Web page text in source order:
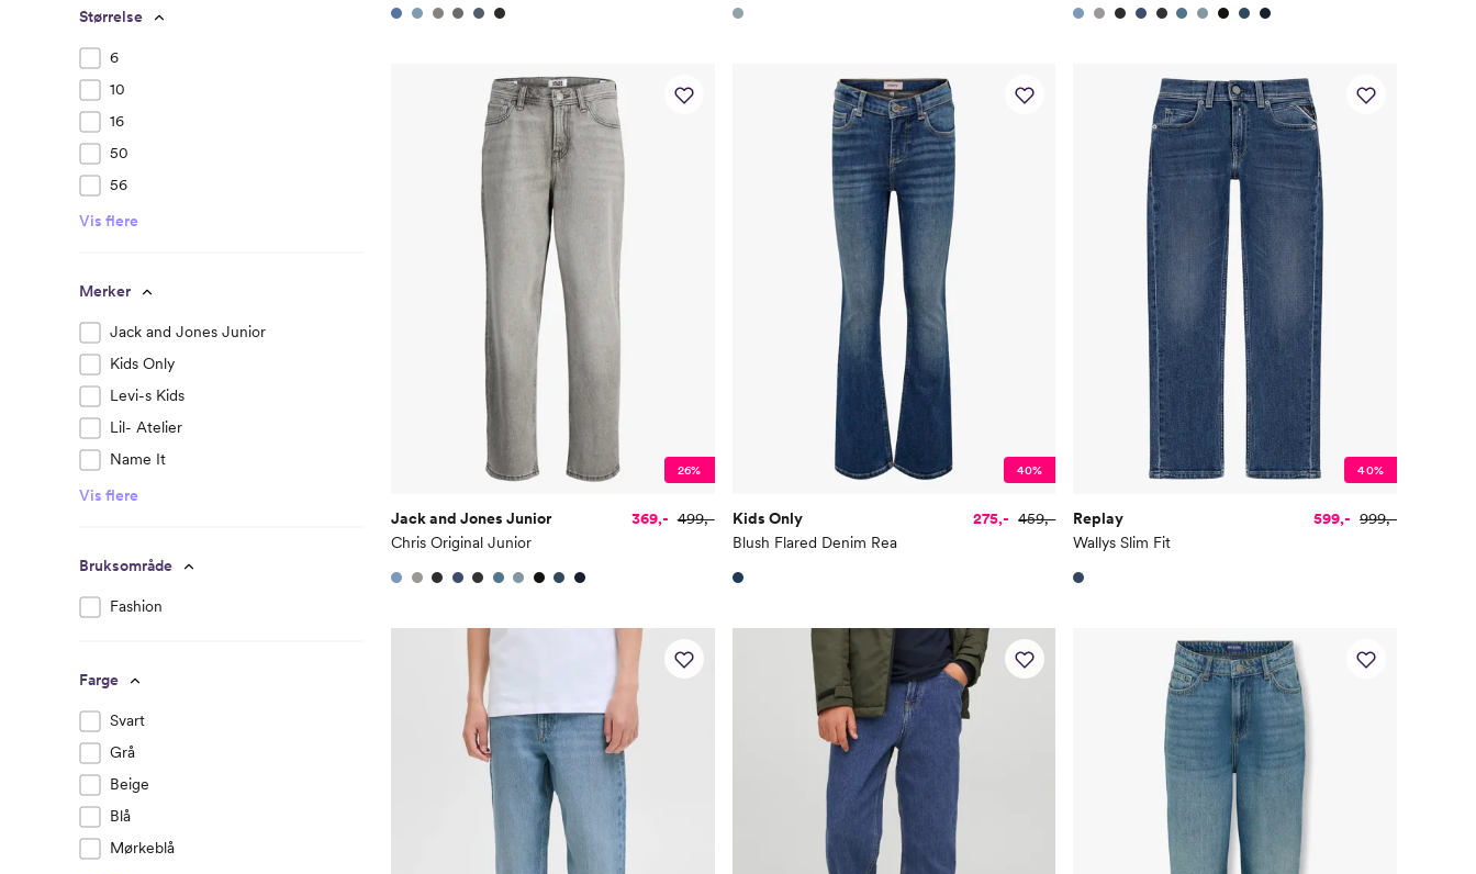
Størrelse
6
10
16
50
56
Vis flere
Merker
Jack and Jones Junior
Kids Only
Levi-s Kids
Lil- Atelier
Name It
Vis flere
Bruksområde
Fashion
Farge
Svart
Grå
Beige
Blå
Mørkeblå
26%
Jack and Jones Junior
Chris Original Junior
369,- 499,-
40%
Kids Only
Blush Flared Denim Rea
275,- 459,-
40%
Replay
Wallys Slim Fit
599,- 999,-